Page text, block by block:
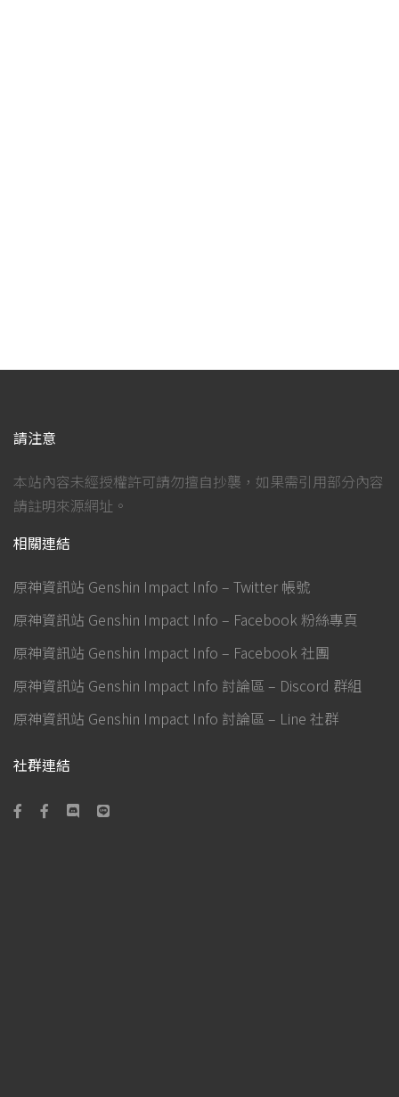
請注意
本站內容未經授權許可請勿擅自抄襲，如果需引用部分內容
請註明來源網址。
相關連結
原神資訊站 Genshin Impact Info – Twitter 帳號
原神資訊站 Genshin Impact Info – Facebook 粉絲專頁
原神資訊站 Genshin Impact Info – Facebook 社團
原神資訊站 Genshin Impact Info 討論區 – Discord 群組
原神資訊站 Genshin Impact Info 討論區 – Line 社群
社群連結